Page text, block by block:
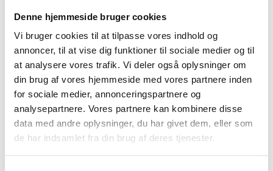
Denne hjemmeside bruger cookies
Vi bruger cookies til at tilpasse vores indhold og
annoncer, til at vise dig funktioner til sociale medier og til
at analysere vores trafik. Vi deler også oplysninger om
din brug af vores hjemmeside med vores partnere inden
for sociale medier, annonceringspartnere og
analysepartnere. Vores partnere kan kombinere disse
data med andre oplysninger, du har givet dem, eller som
de har indsamlet fra din brug af deres tjenester.